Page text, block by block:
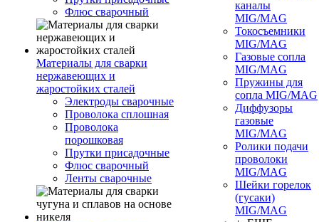
Флюс сварочный
Материалы для сварки
нержавеющих и
жаростойких сталей
Электроды сварочные
Проволока сплошная
Проволока
порошковая
Прутки присадочные
Флюс сварочный
Ленты сварочные
каналы
MIG/MAG
Токосъемники
MIG/MAG
Газовые сопла
MIG/MAG
Пружины для
сопла MIG/MAG
Диффузоры
газовые
MIG/MAG
Ролики подачи
проволоки
MIG/MAG
Шейки горелок
(гусаки)
MIG/MAG